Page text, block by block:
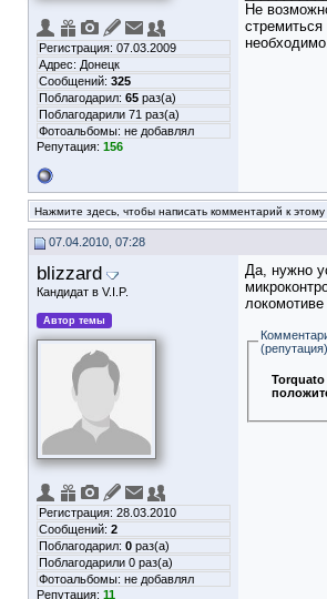
Регистрация: 07.03.2009
Адрес: Донецк
Сообщений: 325
Поблагодарил: 65 раз(а)
Поблагодарили 71 раз(а)
Фотоальбомы: не добавлял
Репутация: 156
Не
стремиться
Нажмите здесь, чтобы написать комментарий к
07.04.2010, 07:28
blizzard
Кандидат в V.I.P.
Автор темы
Регистрация: 28.03.2010
Сообщений: 2
Поблагодарил: 0 раз(а)
Поблагодарили 0 раз(а)
Фотоальбомы: не добавлял
Репутация: 11
Да, нужно
локомотиве
(репутация)
Torquato